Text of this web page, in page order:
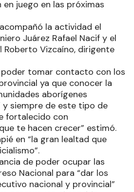
juego en las próximas
la actividad el
Juárez Rafael Nacif y el
Vizcaíno, dirigente
poder tomar contacto con los
ya que conocer la
aborígenes
y siempre de este tipo de
fortalecido con
te hacen crecer” estimó.
en “la gran lealtad que
de poder ocupar las
Nacional para “dar los
nacional y provincial”